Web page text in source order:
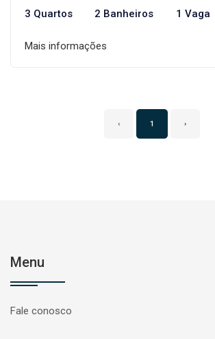
3 Quartos 2 Banheiros 1 Vaga
Mais informações
‹ 1 ›
Menu
Fale conosco